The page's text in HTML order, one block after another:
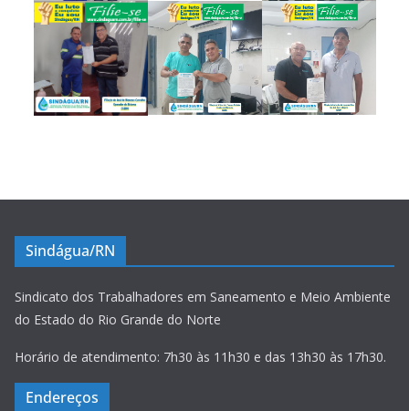
Sindágua/RN
Sindicato dos Trabalhadores em Saneamento e Meio Ambiente
do Estado do Rio Grande do Norte
Horário de atendimento: 7h30 às 11h30 e das 13h30 às 17h30.
Endereços